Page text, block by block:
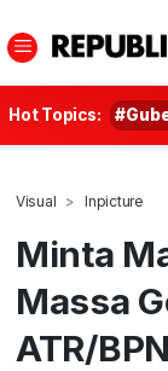
Hot Topics:
Visual Inpicture
Minta
Massa
ATR/